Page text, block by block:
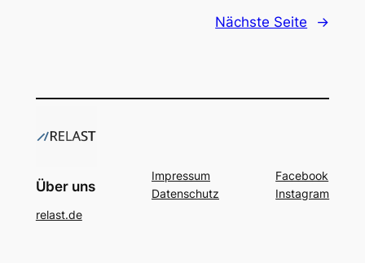
Nächste Seite →
Über uns
relast.de
Impressum
Datenschutz
Facebook
Instagram